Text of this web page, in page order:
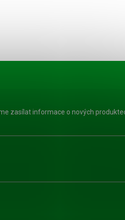
zasílat informace o nových